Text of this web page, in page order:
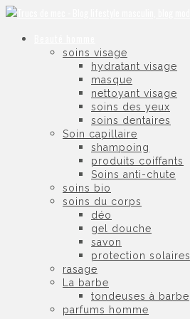
soins visage
hydratant visage
masque
nettoyant visage
soins des yeux
soins dentaires
Soin capillaire
shampoing
produits coiffants
Soins anti-chute
soins bio
soins du corps
déo
gel douche
savon
protection solaires
rasage
La barbe
tondeuses à barbe
parfums homme